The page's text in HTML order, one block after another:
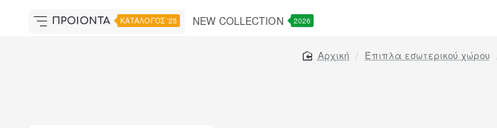
ΠΡΟΪΟΝΤΑ ΚΑΤΑΛΟΓΟΣ '25 NEW COLLECTION 2026
home
Έπιπλα εσωτερικού χώρου